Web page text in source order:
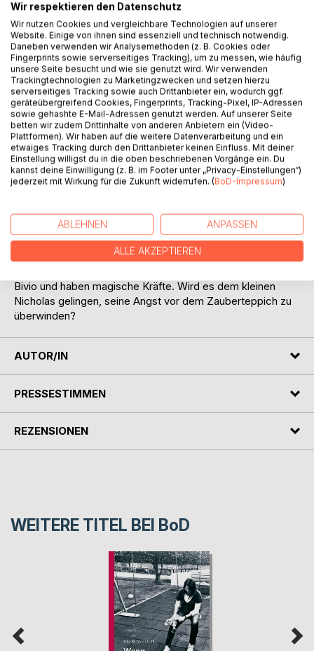
BESCHREIBUNG
Anna ist eine begeisterte Skifahrerin und freut sich riesig, in
den Ferien wieder die Schneesportschule in Bivio
besuchen zu dürfen.
Gemeinsam mit ihren Freunden Marco und Denise lernt sie
hat keinen Skilehrer und fürchtet sich davor, mit dem
Zauberteppich den Übungshügel hinaufzufahren.
Anna hat eine Idee, wie die drei Freunde Nicholas helfen
können, aber dafür benötigt sie auch die Unterstützung der
Bivio und haben magische Kräfte. Wird es dem kleinen
Nicholas gelingen, seine Angst vor dem Zauberteppich zu
überwinden?
AUTOR/IN
PRESSESTIMMEN
REZENSIONEN
WEITERE TITEL BEI BoD
Wir respektieren den Datenschutz
Wir nutzen Cookies und vergleichbare Technologien auf unserer
Website. Einige von ihnen sind essenziell und technisch notwendig.
Daneben verwenden wir Analysemethoden (z. B. Cookies oder
Fingerprints sowie serverseitiges Tracking), um zu messen, wie häufig
unsere Seite besucht und wie sie genutzt wird. Wir verwenden
Trackingtechnologien zu Marketingzwecken und setzen hierzu
serverseitiges Tracking sowie auch Drittanbieter ein, wodurch ggf.
geräteübergreifend Cookies, Fingerprints, Tracking-Pixel, IP-Adressen
sowie gehashte E-Mail-Adressen genutzt werden. Auf unserer Seite
betten wir zudem Drittinhalte von anderen Anbietern ein (Video-
Plattformen). Wir haben auf die weitere Datenverarbeitung und ein
etwaiges Tracking durch den Drittanbieter keinen Einfluss. Mit deiner
Einstellung willigst du in die oben beschriebenen Vorgänge ein. Du
kannst deine Einwilligung (z. B. im Footer unter „Privacy-Einstellungen“)
jederzeit mit Wirkung für die Zukunft widerrufen. (BoD-Impressum)
ABLEHNEN ANPASSEN
ALLE AKZEPTIEREN